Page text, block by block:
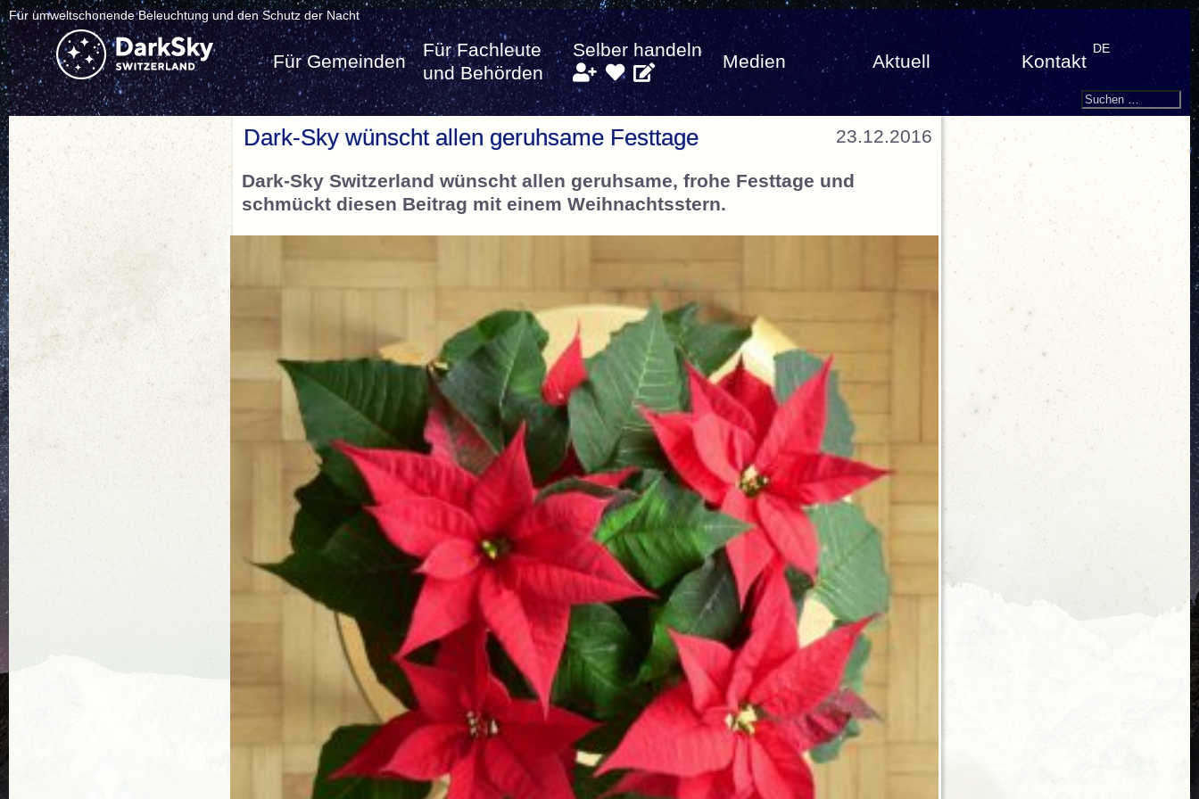
Für umweltschonende Beleuchtung und den Schutz der Nacht
Für Gemeinden
Für Fachleute
und Behörden
Selber handeln
Medien Aktuell Kontakt
DE
Search
Suchen
23.12.2016
Dark-Sky wünscht allen geruhsame Festtage
Dark-Sky Switzerland wünscht allen geruhsame, frohe Festtage und
schmückt diesen Beitrag mit einem Weihnachtsstern.